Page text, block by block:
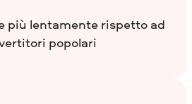
più lentamente rispetto ad
popolari